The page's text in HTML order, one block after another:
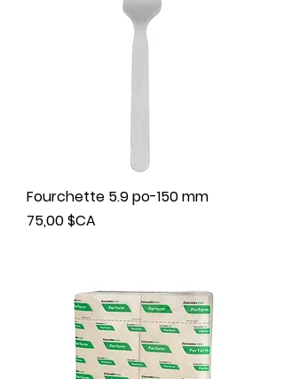
Fourchette 5.9 po-150 mm
Prix
75,00 $CA